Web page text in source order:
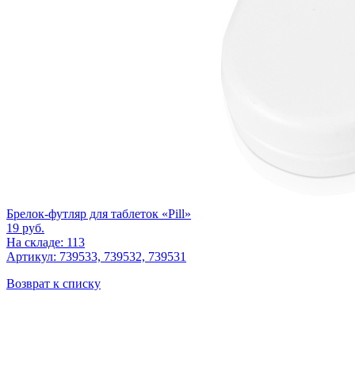
Брелок-футляр для таблеток «Pill»
19 руб.
На складе: 113
Артикул: 739533, 739532, 739531
Возврат к списку